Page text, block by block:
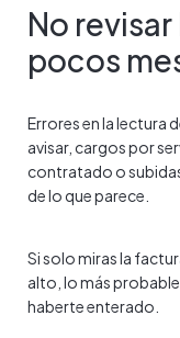
No
pocos
Errores en la lectura
avisar, cargos por
contratado o
de lo que parece.
Si solo miras la
alto, lo más probable
haberte enterado.